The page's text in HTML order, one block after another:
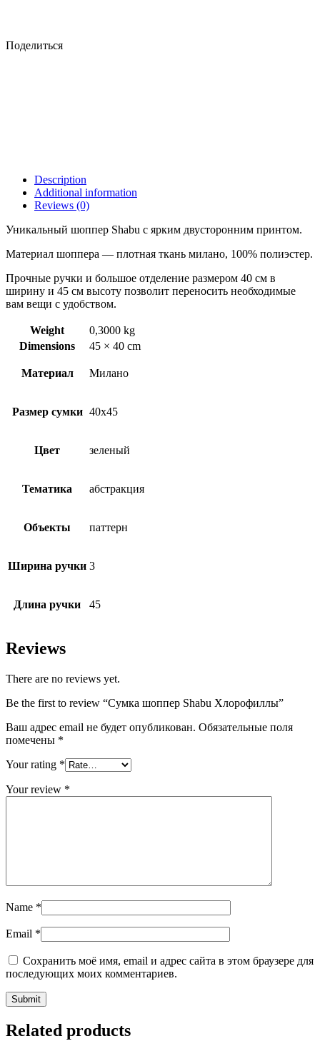
Поделиться
Description
Additional information
Reviews (0)
Уникальный шоппер Shabu с ярким двусторонним принтом.
Материал шоппера — плотная ткань милано, 100% полиэстер.
Прочные ручки и большое отделение размером 40 см в
ширину и 45 см высоту позволит переносить необходимые
вам вещи с удобством.
Weight
0,3000 kg
Dimensions
45 × 40 cm
Материал Милано
Размер сумки 40х45
Цвет зеленый
Тематика абстракция
Объекты паттерн
Ширина ручки 3
Длина ручки 45
Reviews
There are no reviews yet.
Be the first to review “Сумка шоппер Shabu Хлорофиллы”
Ваш адрес email не будет опубликован. Обязательные поля
помечены *
Your rating *
Your review *
Name *
Email *
Сохранить моё имя, email и адрес сайта в этом браузере для
последующих моих комментариев.
Related products